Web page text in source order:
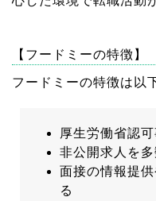
【フードミーの特徴】
フードミーの特徴は以
厚生労働省認
非公開求人を
面接の情報提
る